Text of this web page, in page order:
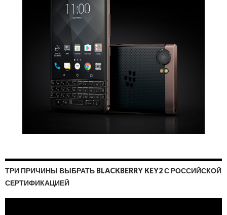
ТРИ ПРИЧИНЫ ВЫБРАТЬ BLACKBERRY KEY2 С РОССИЙСКОЙ
СЕРТИФИКАЦИЕЙ